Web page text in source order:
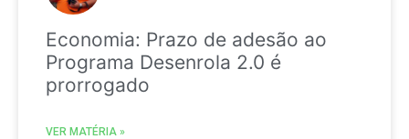
Economia: Prazo de adesão ao
Programa Desenrola 2.0 é
prorrogado
VER MATÉRIA »